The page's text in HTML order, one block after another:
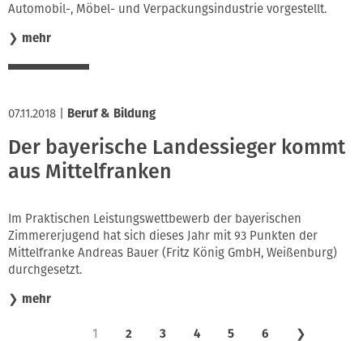
Automobil-, Möbel- und Verpackungsindustrie vorgestellt.
❯ mehr
07.11.2018 Beruf & Bildung
Der bayerische Landessieger kommt
aus Mittelfranken
Im Praktischen Leistungswettbewerb der bayerischen
Zimmererjugend hat sich dieses Jahr mit 93 Punkten der
Mittelfranke Andreas Bauer (Fritz König GmbH, Weißenburg)
durchgesetzt.
❯ mehr
1 2 3 4 5 6 ❯